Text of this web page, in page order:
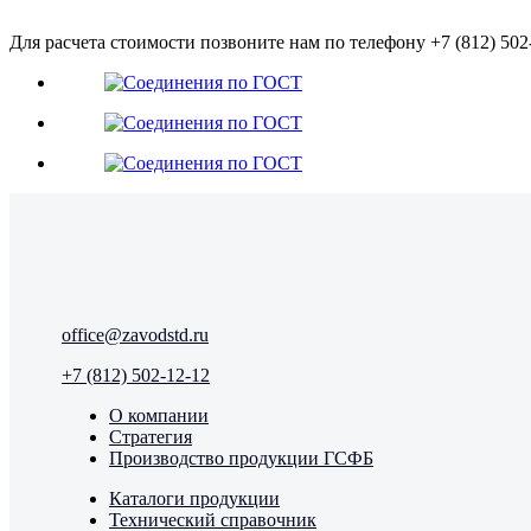
Для расчета стоимости позвоните нам по телефону +7 (812)
office@zavodstd.ru
+7 (812) 502-12-12
О компании
Стратегия
Производство продукции ГСФБ
Каталоги продукции
Технический справочник